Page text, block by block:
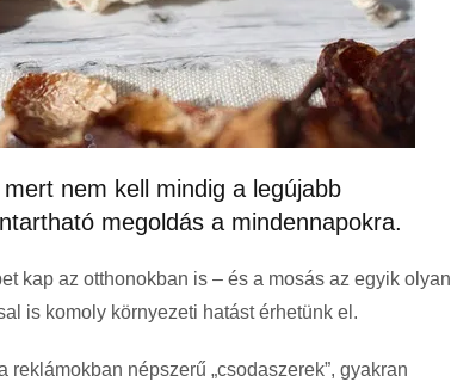
nem kell mindig a legújabb
megoldás a mindennapokra.
kap az otthonokban is – és a mosás az egyik olyan
is komoly környezeti hatást érhetünk el.
népszerű „csodaszerek”, gyakran